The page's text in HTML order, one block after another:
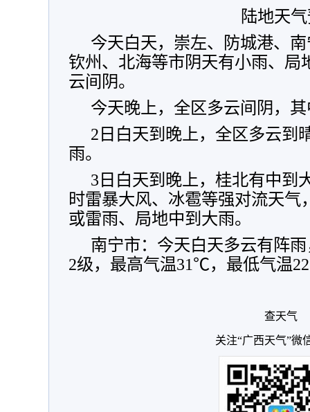
陆地天
今天白天，崇左、防城港、
钦州、北海等市阴天有小雨、局
云间阴。
今天晚上，全区多云间阴，
2日白天到晚上，全区多云到
雨。
3日白天到晚上，桂北有中到
时雷暴大风、冰雹等强对流天气
或雷雨、局地中到大雨。
南宁市：今天白天多云有阵
2级，最高气温31℃，最低气温
查天气
关注“广西天气”微